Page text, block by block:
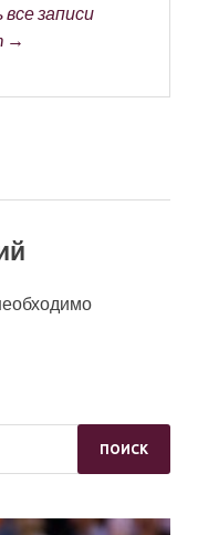
записи
→